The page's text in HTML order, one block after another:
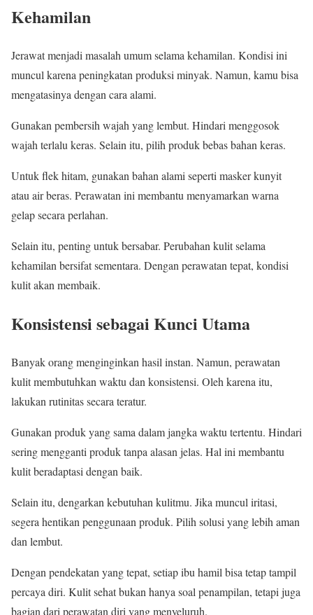
Kehamilan
Jerawat menjadi masalah umum selama kehamilan. Kondisi ini
muncul karena peningkatan produksi minyak. Namun, kamu bisa
mengatasinya dengan cara alami.
Gunakan pembersih wajah yang lembut. Hindari menggosok
wajah terlalu keras. Selain itu, pilih produk bebas bahan keras.
Untuk flek hitam, gunakan bahan alami seperti masker kunyit
atau air beras. Perawatan ini membantu menyamarkan warna
gelap secara perlahan.
Selain itu, penting untuk bersabar. Perubahan kulit selama
kehamilan bersifat sementara. Dengan perawatan tepat, kondisi
kulit akan membaik.
Konsistensi sebagai Kunci Utama
Banyak orang menginginkan hasil instan. Namun, perawatan
kulit membutuhkan waktu dan konsistensi. Oleh karena itu,
lakukan rutinitas secara teratur.
Gunakan produk yang sama dalam jangka waktu tertentu. Hindari
sering mengganti produk tanpa alasan jelas. Hal ini membantu
kulit beradaptasi dengan baik.
Selain itu, dengarkan kebutuhan kulitmu. Jika muncul iritasi,
segera hentikan penggunaan produk. Pilih solusi yang lebih aman
dan lembut.
Dengan pendekatan yang tepat, setiap ibu hamil bisa tetap tampil
percaya diri. Kulit sehat bukan hanya soal penampilan, tetapi juga
bagian dari perawatan diri yang menyeluruh.